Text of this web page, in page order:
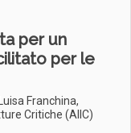
per un
per le
Franchina,
Critiche (AIIC)